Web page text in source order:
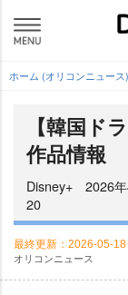
ホーム (オリコンニュース)
【韓国ド
作品情報
Disney+ 2026
20
最終更新： 2026-05-
オリコンニュース